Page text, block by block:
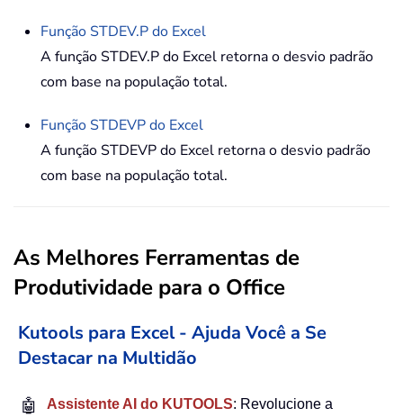
Função STDEV.Pdo Excel
A função STDEV.P do Excel retorna o desvio padrão
com base na população total.
Função STDEVPdo Excel
A função STDEVP do Excel retorna o desvio padrão
com base na população total.
As Melhores Ferramentas de
Produtividade para o Office
Kutools para Excel - Ajuda Você a Se
Destacar na Multidão
🤖 Assistente AI do KUTOOLS: Revolucione a